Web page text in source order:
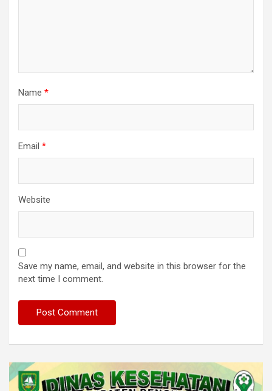
Name *
Email *
Website
Save my name, email, and website in this browser for the
next time I comment.